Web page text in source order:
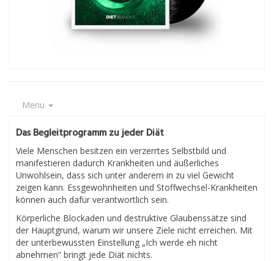
Menu
Das Begleitprogramm zu jeder Diät
Viele Menschen besitzen ein verzerrtes Selbstbild und
manifestieren dadurch Krankheiten und äußerliches
Unwohlsein, dass sich unter anderem in zu viel Gewicht
zeigen kann. Essgewohnheiten und Stoffwechsel-Krankheiten
können auch dafür verantwortlich sein.
Körperliche Blockaden und destruktive Glaubenssätze sind
der Hauptgrund, warum wir unsere Ziele nicht erreichen. Mit
der unterbewussten Einstellung „Ich werde eh nicht
abnehmen“ bringt jede Diät nichts.